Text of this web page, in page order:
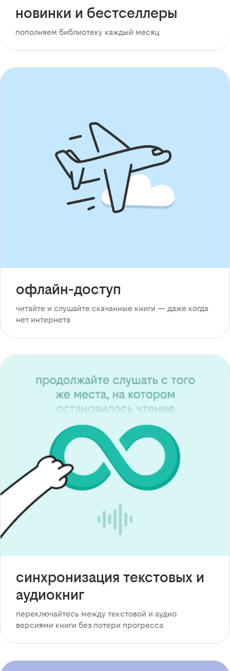
новинки и бестселлеры
пополняем библиотеку каждый месяц
офлайн-доступ
читайте и слушайте скачанные книги — даже когда
нет интернета
синхронизация текстовых и
аудиокниг
переключайтесь между текстовой и аудио
версиями книги без потери прогресса